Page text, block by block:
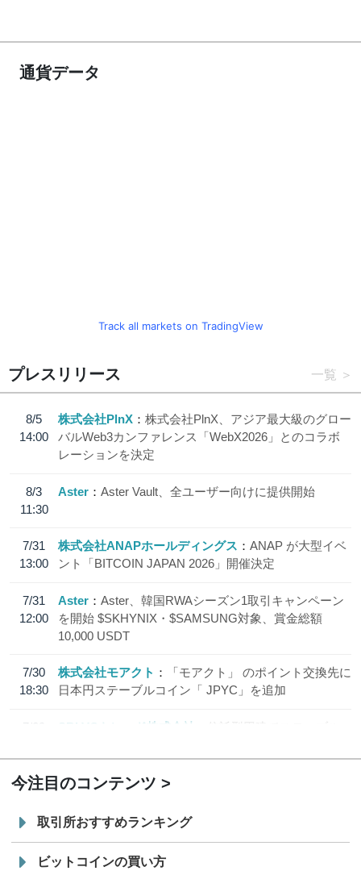
通貨データ
Track all markets on TradingView
プレスリリース 一覧
8/5
14:00
株式会社PlnX
株式会社PlnX、アジア最大級のグロー
バルWeb3カンファレンス「WebX2026」とのコラボ
レーションを決定
8/3
11:30
Aster Aster Vault、全ユーザー向けに提供開始
7/31
13:00
株式会社ANAPホールディングス
ANAP が大型イベ
ント「BITCOIN JAPAN 2026」開催決定
7/31
12:00
Aster
Aster、韓国RWAシーズン1取引キャンペーン
を開始 $SKHYNIX・$SAMSUNG対象、賞金総額
10,000 USDT
7/30
18:30
株式会社モアクト
「モアクト」 のポイント交換先に
日本円ステーブルコイン「 JPYC」を追加
7/29
SBI VCトレード株式会社
信託型円建てステーブル
今注目のコンテンツ
取引所おすすめランキング
ビットコインの買い方